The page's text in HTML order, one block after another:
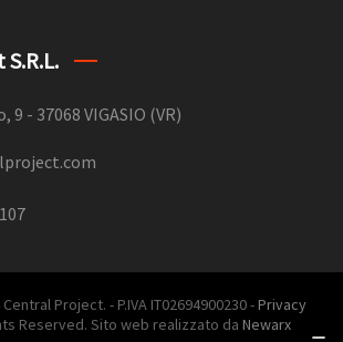
S.r.l.
9 - 37068 VIGASIO (VR)
Project. - P.IVA IT02694900230 -Privacy
Reserved. Sito web realizzato da Newarx